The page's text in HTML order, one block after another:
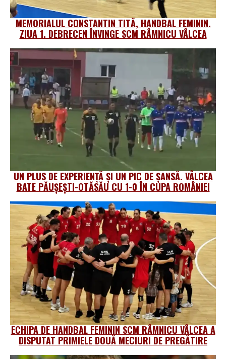
MEMORIALUL CONSTANTIN TITĂ, HANDBAL FEMININ.
ZIUA 1. DEBRECEN ÎNVINGE SCM RÂMNICU VÂLCEA
UN PLUS DE EXPERIENȚĂ ȘI UN PIC DE ȘANSĂ. VÂLCEA
BATE PĂUȘEȘTI-OTĂSĂU CU 1-0 ÎN CUPA ROMÂNIEI
ECHIPA DE HANDBAL FEMININ SCM RÂMNICU VÂLCEA A
DISPUTAT PRIMIELE DOUĂ MECIURI DE PREGĂTIRE